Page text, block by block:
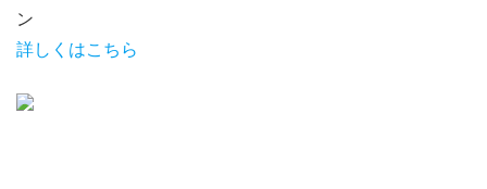
ン
詳しくはこちら